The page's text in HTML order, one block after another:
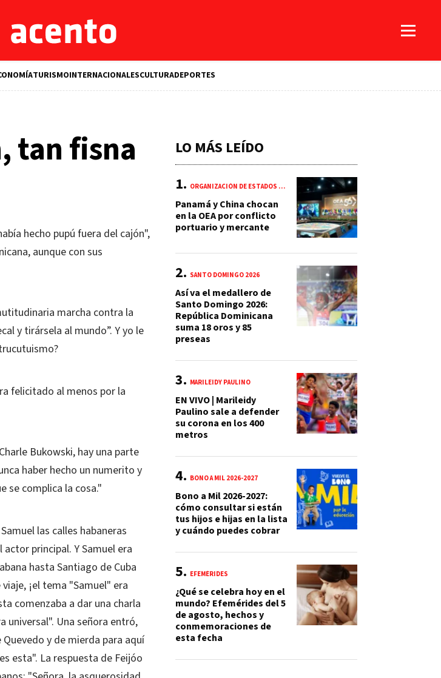
TURISMOINTERNACIONALESCULTURADEPORTES
tan fisna
hecho pupú fuera del cajón",
aunque con sus
marcha contra la
y tirársela al mundo”. Y yo le
felicitado al menos por la
Bukowski, hay una parte
haber hecho un numerito y
se complica la cosa."
las calles habaneras
principal. Y Samuel era
hasta Santiago de Cuba
¡el tema "Samuel" era
comenzaba a dar una charla
universal". Una señora entró,
y de mierda para aquí
esta". La respuesta de Feijóo
LO MÁS LEÍDO
ORGANIZACIÓN DE ESTADOS AMERICANOS (OEA)
Panamá y China chocan
en la OEA por conflicto
portuario y mercante
SANTO DOMINGO 2026
Así va el medallero de
Santo Domingo 2026:
República Dominicana
suma 18 oros y 85
preseas
MARILEIDY PAULINO
EN VIVO | Marileidy
Paulino sale a defender
su corona en los 400
metros
BONO A MIL 2026-2027
Bono a Mil 2026-2027:
cómo consultar si están
tus hijos e hijas en la lista
y cuándo puedes cobrar
EFEMÉRIDES
¿Qué se celebra hoy en el
mundo? Efemérides del 5
de agosto, hechos y
conmemoraciones de
esta fecha